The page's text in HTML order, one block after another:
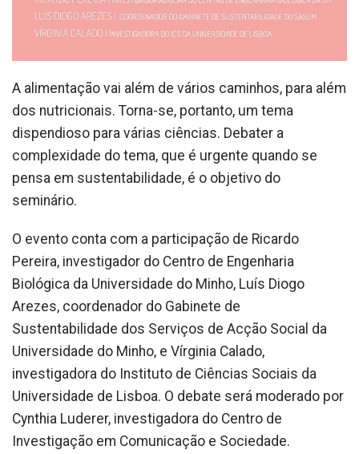
A alimentação vai além de vários caminhos, para além
dos nutricionais. Torna-se, portanto, um tema
dispendioso para várias ciências. Debater a
complexidade do tema, que é urgente quando se
pensa em sustentabilidade, é o objetivo do
seminário.
O evento conta com a participação de Ricardo
Pereira, investigador do Centro de Engenharia
Biológica da Universidade do Minho, Luís Diogo
Arezes, coordenador do Gabinete de
Sustentabilidade dos Serviços de Acção Social da
Universidade do Minho, e Vírginia Calado,
investigadora do Instituto de Ciências Sociais da
Universidade de Lisboa. O debate será moderado por
Cynthia Luderer, investigadora do Centro de
Investigação em Comunicação e Sociedade.